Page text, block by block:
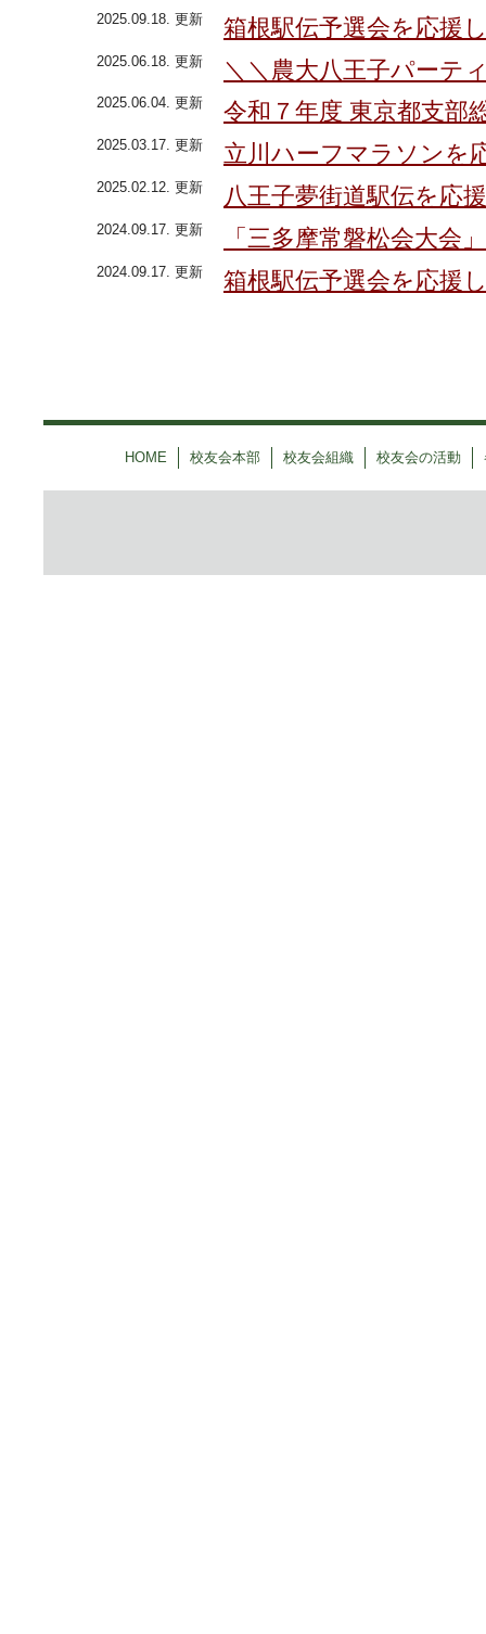
2025.09.18. 更新 箱根駅伝予選会を応援
2025.06.18. 更新 ＼＼農大八王子パーテ
2025.06.04. 更新 令和７年度 東京都支部
2025.03.17. 更新 立川ハーフマラソンを
2025.02.12. 更新 八王子夢街道駅伝を応
2024.09.17. 更新 「三多摩常磐松会大会
2024.09.17. 更新 箱根駅伝予選会を応援
HOME 校友会本部 校友会組織 校友会の活動